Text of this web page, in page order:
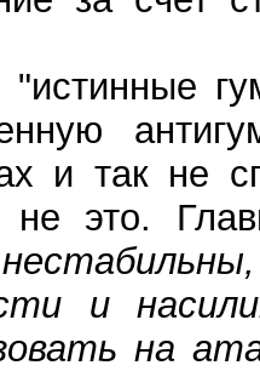
и так не
не это.
и
на